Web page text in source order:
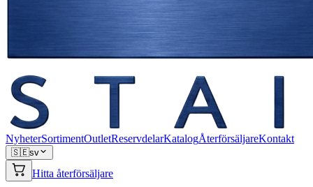
NyheterSortimentOutletReservdelarKatalogÅterförsäljareKontakt
🇸🇪sv
Hitta återförsäljare